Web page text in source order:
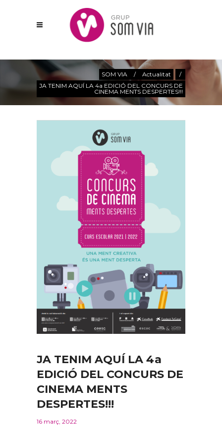
SOM VIA / Actualitat
/
JA TENIM AQUÍ LA 4a EDICIÓ DEL CONCURS DE
CINEMA MENTS DESPERTES!!!
Actualitat
JA TENIM AQUÍ LA 4a
EDICIÓ DEL CONCURS DE
CINEMA MENTS
DESPERTES!!!
16 març, 2022